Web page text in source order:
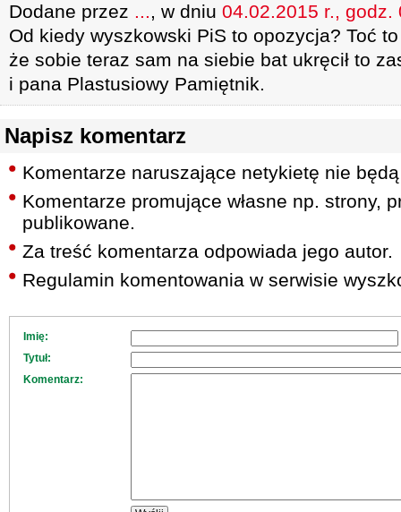
Dodane przez ..., w dniu 04.02.2015 r., godz.
Od kiedy wyszkowski PiS to opozycja? Toć
że sobie teraz sam na siebie bat ukręcił to
i pana Plastusiowy Pamiętnik.
Napisz komentarz
Komentarze naruszające netykietę nie
Komentarze promujące własne np. strony,
publikowane.
Za treść komentarza odpowiada jego autor.
Regulamin komentowania w serwisie
Imię:
Tytuł:
Komentarz: